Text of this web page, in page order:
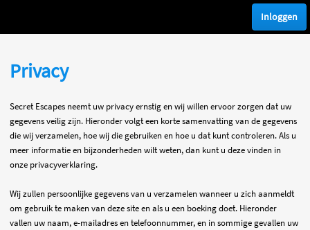
Inloggen
Privacy
Secret Escapes neemt uw privacy ernstig en wij willen ervoor zorgen dat uw
gegevens veilig zijn. Hieronder volgt een korte samenvatting van de gegevens
die wij verzamelen, hoe wij die gebruiken en hoe u dat kunt controleren. Als u
meer informatie en bijzonderheden wilt weten, dan kunt u deze vinden in
onze privacyverklaring.
Wij zullen persoonlijke gegevens van u verzamelen wanneer u zich aanmeldt
om gebruik te maken van deze site en als u een boeking doet. Hieronder
vallen uw naam, e-mailadres en telefoonnummer, en in sommige gevallen uw